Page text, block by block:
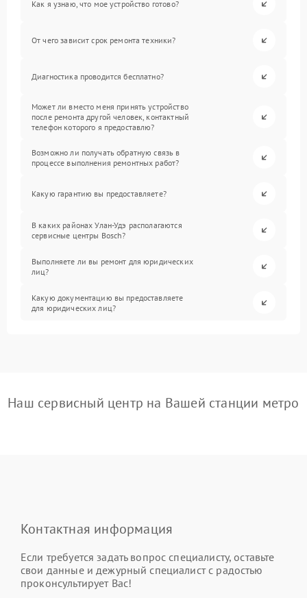
Как я узнаю, что мое устройство готово?
От чего зависит срок ремонта техники?
Диагностика проводится бесплатно?
Может ли вместо меня принять устройство
после ремонта другой человек, контактный
телефон которого я предоставлю?
Возможно ли получать обратную связь в
процессе выполнения ремонтных работ?
Какую гарантию вы предоставляете?
В каких районах Улан-Удэ располагаются
сервисные центры Bosch?
Выполняете ли вы ремонт для юридических
лиц?
Какую документацию вы предоставляете
для юридических лиц?
Наш сервисный центр на Вашей станции метро
Контактная информация
Если требуется задать вопрос специалисту, оставьте
свои данные и дежурный специалист с радостью
проконсультирует Вас!